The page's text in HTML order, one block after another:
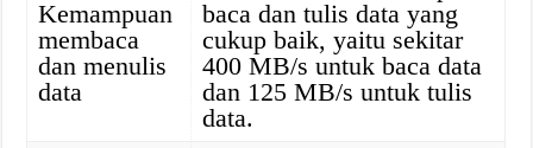
Kemampuan
membaca
dan menulis
data
baca dan tulis data yang
cukup baik, yaitu sekitar
400 MB/s untuk baca data
dan 125 MB/s untuk tulis
data.